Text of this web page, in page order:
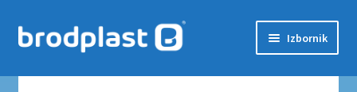
Preskoči na navigaciju
Skoči do sadržaja Izbornik
Početna